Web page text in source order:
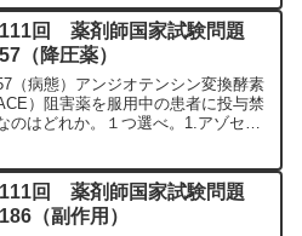
メトロニダゾール...
回 薬剤師国家試験問題
（降圧薬）
（病態）アンジオテンシン変換酵素
ACE）阻害薬を服用中の患者に投与禁
のはどれか。１つ選べ。1.アゾセミ
57の解説1.「×」アゾセミド（ダイア
回 薬剤師国家試験問題
（副作用）